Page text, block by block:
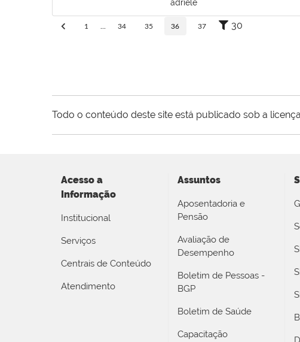
adriele
1 34 35 36 37 30
Todo o conteúdo deste site está publicado sob a licença
Acesso a
Informação
Institucional
Serviços
Centrais de Conteúdo
Atendimento
Assuntos
Aposentadoria e
Pensão
Avaliação de
Desempenho
Boletim de Pessoas -
BGP
Boletim de Saúde
Capacitação